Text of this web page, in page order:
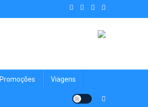
Promoções Viagens